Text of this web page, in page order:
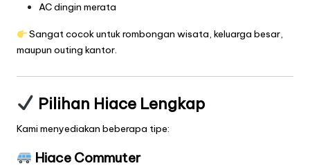
AC dingin merata
Sangat cocok untuk rombongan wisata, keluarga besar,
maupun outing kantor.
Pilihan Hiace Lengkap
Kami menyediakan beberapa tipe:
Hiace Commuter